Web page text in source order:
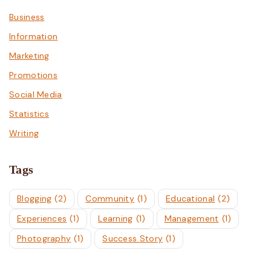
Business
Information
Marketing
Promotions
Social Media
Statistics
Writing
Tags
Blogging (2) Community (1) Educational (2)
Experiences (1) Learning (1) Management (1)
Photography (1) Success Story (1)